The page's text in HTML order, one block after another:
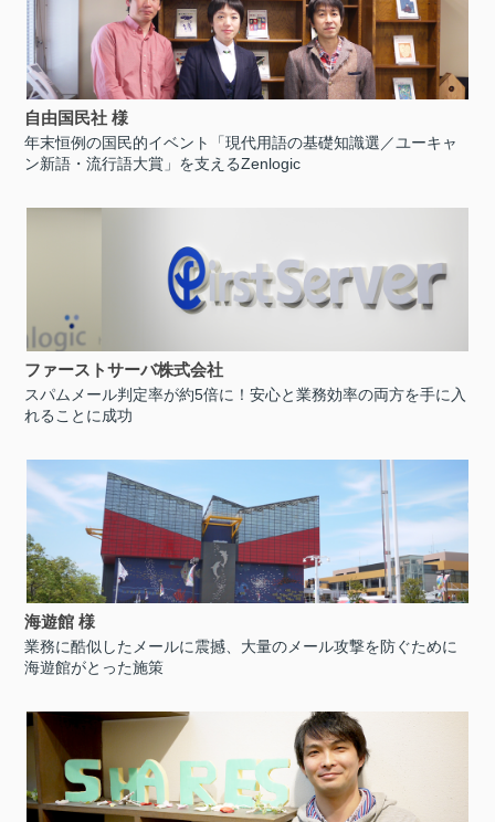
自由国民社 様
年末恒例の国民的イベント「現代用語の基礎知識選／ユーキャ
ン新語・流行語大賞」を支えるZenlogic
ファーストサーバ株式会社
スパムメール判定率が約5倍に！安心と業務効率の両方を手に入
れることに成功
海遊館 様
業務に酷似したメールに震撼、大量のメール攻撃を防ぐために
海遊館がとった施策